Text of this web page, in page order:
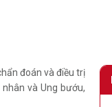
đoán và điều trị
và Ung bướu,